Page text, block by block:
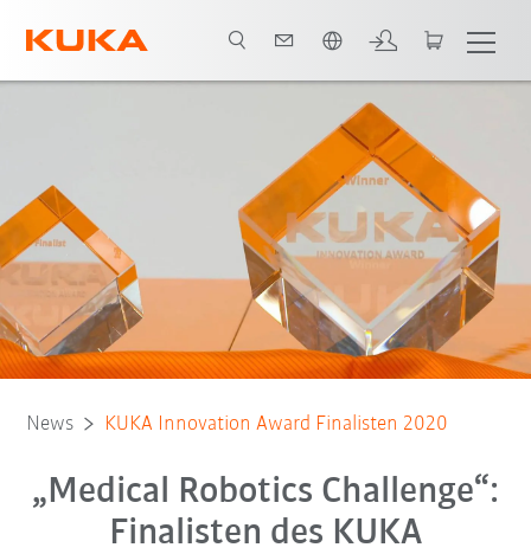
News KUKA Innovation Award Finalisten 2020
„Medical Robotics Challenge“:
Finalisten des KUKA